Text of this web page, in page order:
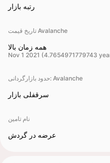
رتبه بازار
تاریخ قیمت Avalanche
همه زمان بالا
Nov 1 2021 (4.7654971779743
حدود بازارگردانی‌: Avalanche
سرقفلی بازار
نام تامین
عرضه در گردش